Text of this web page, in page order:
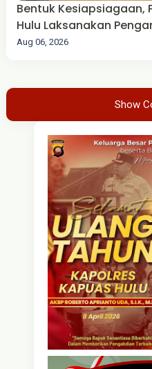
Bentuk Kesiapsiagaan,
Hulu Laksanakan
Aug 06, 2026
Show